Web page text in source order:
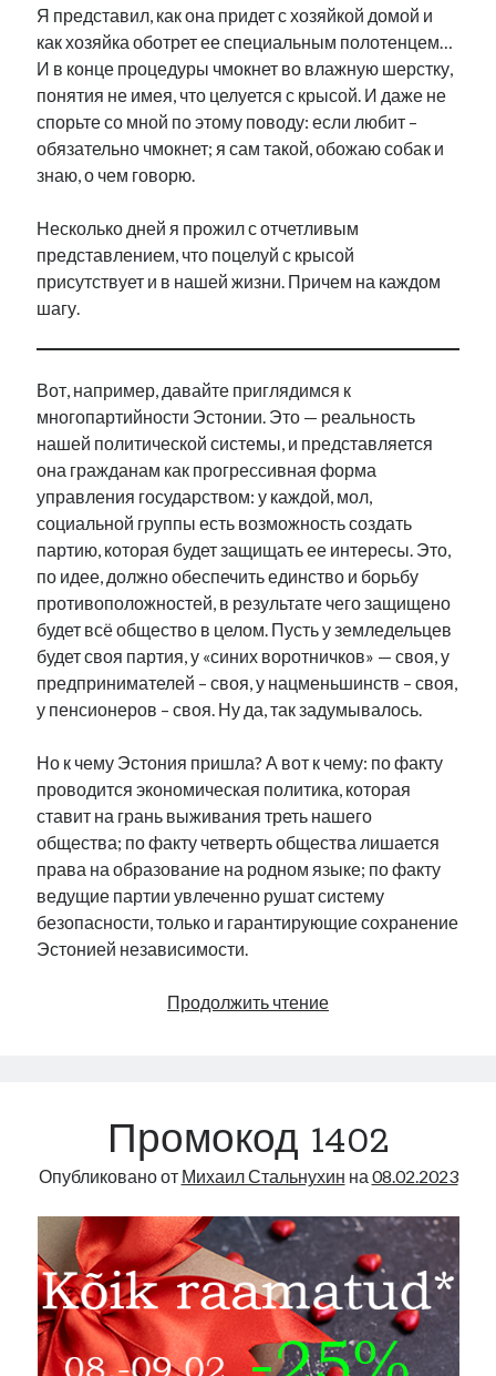
Я представил, как она придет с хозяйкой домой и
как хозяйка оботрет ее специальным полотенцем…
И в конце процедуры чмокнет во влажную шерстку,
понятия не имея, что целуется с крысой. И даже не
спорьте со мной по этому поводу: если любит –
обязательно чмокнет; я сам такой, обожаю собак и
знаю, о чем говорю.
Несколько дней я прожил с отчетливым
представлением, что поцелуй с крысой
присутствует и в нашей жизни. Причем на каждом
шагу.
Вот, например, давайте приглядимся к
многопартийности Эстонии. Это — реальность
нашей политической системы, и представляется
она гражданам как прогрессивная форма
управления государством: у каждой, мол,
социальной группы есть возможность создать
партию, которая будет защищать ее интересы. Это,
по идее, должно обеспечить единство и борьбу
противоположностей, в результате чего защищено
будет всё общество в целом. Пусть у земледельцев
будет своя партия, у «синих воротничков» — своя, у
предпринимателей – своя, у нацменьшинств – своя,
у пенсионеров – своя. Ну да, так задумывалось.
Но к чему Эстония пришла? А вот к чему: по факту
проводится экономическая политика, которая
ставит на грань выживания треть нашего
общества; по факту четверть общества лишается
права на образование на родном языке; по факту
ведущие партии увлеченно рушат систему
безопасности, только и гарантирующие сохранение
Эстонией независимости.
Продолжить чтениеКрысу
Промокод 1402
Опубликовано от Михаил Стальнухин на 08.02.2023